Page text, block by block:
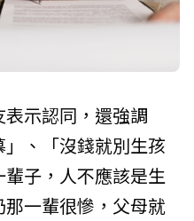
示認同，還強調
」、「沒錢就別生孩
子，人不應該是生
一輩很慘，父母就